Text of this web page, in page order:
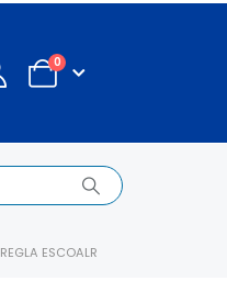
0
REGLA ESCOALR